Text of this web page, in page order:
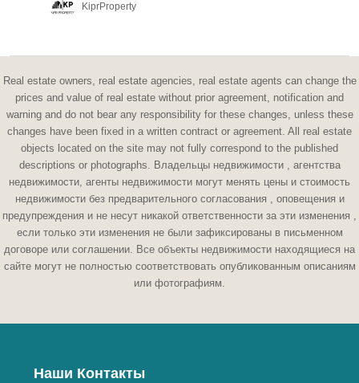
KiprProperty
Real estate owners, real estate agencies, real estate agents can change the
prices and value of real estate without prior agreement, notification and
warning and do not bear any responsibility for these changes, unless these
changes have been fixed in a written contract or agreement. All real estate
objects located on the site may not fully correspond to the published
descriptions or photographs. Владельцы недвижимости , агентства
недвижимости, агенты недвижимости могут менять цены и стоимость
недвижимости без предварительного согласования , оповещения и
предупреждения и не несут никакой ответственности за эти изменения ,
если только эти изменения не были зафиксированы в письменном
договоре или соглашении. Все объекты недвижимости находящиеся на
сайте могут не полностью соответствовать опубликованным описаниям
или фотографиям.
Наши Контакты